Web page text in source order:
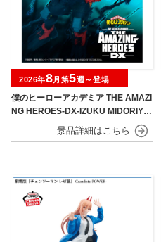
僕のヒーローアカデミア THE AMAZI
NG HEROES-DX-IZUKU MIDORIYA
OVERLAY Ⅱ
2026年8月第5週～登場